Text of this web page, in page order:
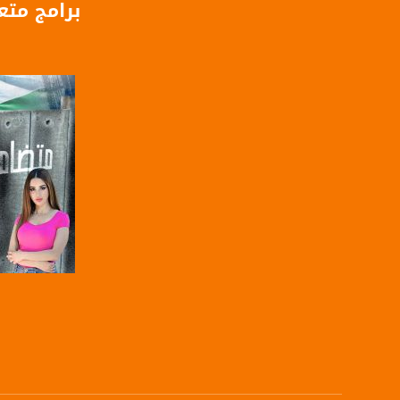
بريد الكتروني:
للتفاعل:
الموقع الالكتروني:
فيسبوك:
musawachannel
تويتر:
musawachannel
برامج